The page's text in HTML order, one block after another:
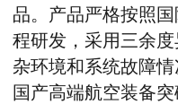
品。产品严格按照
程研发，采用三余
杂环境和系统故障
国产高端航空装备